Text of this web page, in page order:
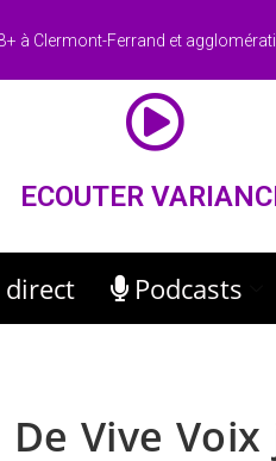
à Clermont-Ferrand et
ECOUTER
direct Podcasts
De Vive